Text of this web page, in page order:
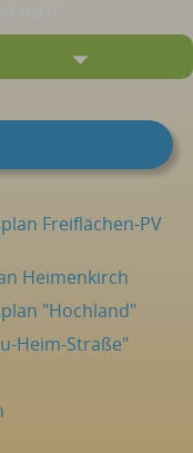
Freiflächen-PV
Heimenkirch
"Hochland"
Heim-Straße"